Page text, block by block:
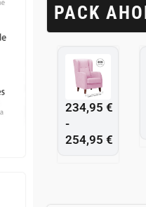
PACK
234,95 €
-
254,95 €